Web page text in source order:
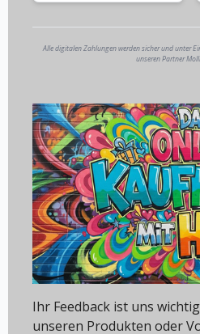
Alle digitalen Zahlungen werden sicher und unter
unseren Partner
Ihr Feedback ist uns
unseren Produkten oder